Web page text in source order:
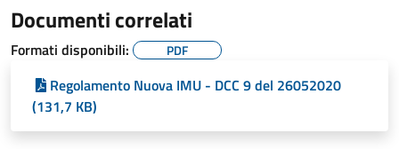
Documenti correlati
Formati disponibili: PDF
Regolamento Nuova IMU - DCC 9 del 26052020
(131,7 KB)